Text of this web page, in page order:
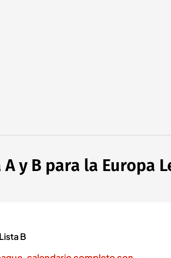
y B para la Europa
B